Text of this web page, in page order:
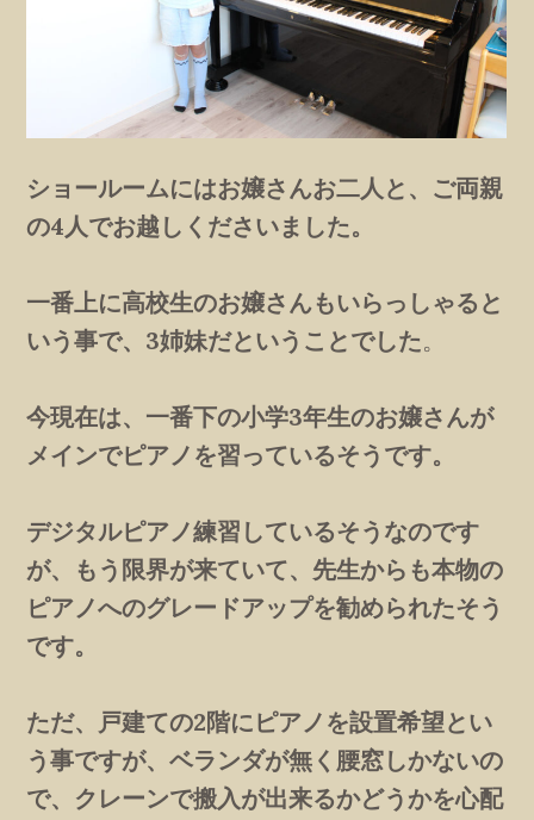
ショールームにはお嬢さんお二人と、ご両親
の4人でお越しくださいました。
一番上に高校生のお嬢さんもいらっしゃると
いう事で、3姉妹だということでした。
今現在は、一番下の小学3年生のお嬢さんが
メインでピアノを習っているそうです。
デジタルピアノ練習しているそうなのです
が、もう限界が来ていて、先生からも本物の
ピアノへのグレードアップを勧められたそう
です。
ただ、戸建ての2階にピアノを設置希望とい
う事ですが、ベランダが無く腰窓しかないの
で、クレーンで搬入が出来るかどうかを心配